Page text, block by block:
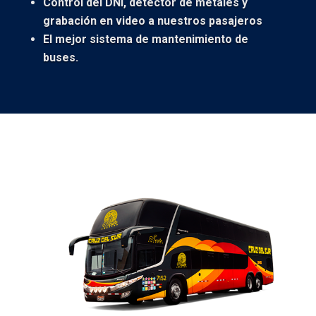
grabación en video a nuestros pasajeros
El mejor sistema de mantenimiento de
buses.